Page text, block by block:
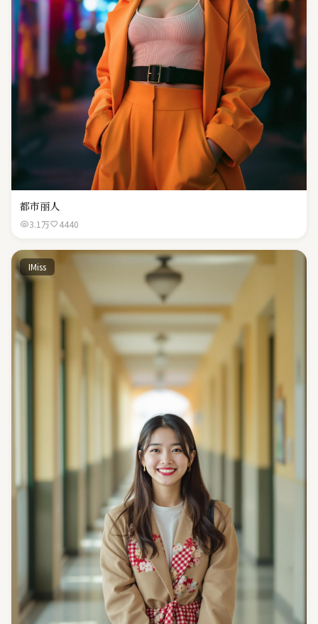
都市丽人
3.1万 4440
IMiss